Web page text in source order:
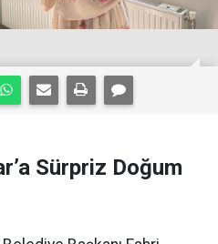
Sürpriz Doğum